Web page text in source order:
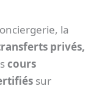
la
privés,
cours
sur